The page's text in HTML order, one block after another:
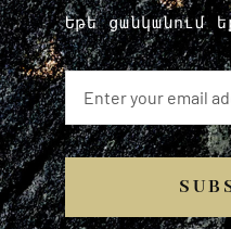
Եթե ​​ցանկանում